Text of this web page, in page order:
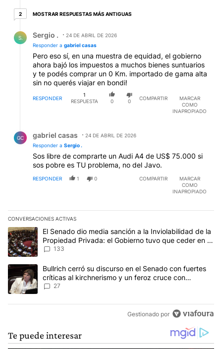
22 respuestas más antiguas
MOSTRAR RESPUESTAS MÁS ANTIGUAS
S. Sergio .
24 DE ABRIL DE 2026
Responder a gabriel casas
Pero eso sí, en una muestra de equidad, el gobierno
ahora bajó los impuestos a muchos bienes suntuarios
y te podés comprar un 0 Km. importado de gama alta
sin no querés viajar en bondi!
RESPONDER
1
RESPUESTA
0 0
COMPARTIR
MARCAR
COMO
INAPROPIADO
GC gabriel casas
24 DE ABRIL DE 2026
Responder a Sergio .
Sos libre de comprarte un Audi A4 de US$ 75.000 si
sos pobre es TU problema, no del Javo.
RESPONDER 1 0 COMPARTIR
MARCAR
COMO
INAPROPIADO
CONVERSACIONES ACTIVAS
Este listado muestra los artículos con más comentarios en los
Un artículo de tendencia con el título "El Senado dio media
El Senado dio media sanción a la Inviolabilidad de la
Propiedad Privada: el Gobierno tuvo que ceder en la
Ley del Manejo del Fuego
133
Un artículo de tendencia con el título "Bullrich cerró su discurso
Bullrich cerró su discurso en el Senado con fuertes
críticas al kirchnerismo y un feroz cruce con
Capitanich al que le gritó “¡cállate!”
27
Gestionado por